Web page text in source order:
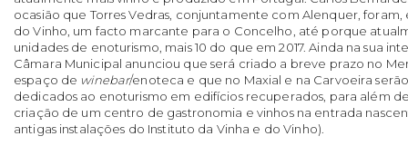
ocasião que Torres Vedras, conjuntamente com Alenquer, foram,
do Vinho, um facto marcante para o Concelho, até porque
unidades de enoturismo, mais 10 do que em 2017. Ainda na sua
Câmara Municipal anunciou que será criado a breve prazo no
espaço de winebar/enoteca e que no Maxial e na Carvoeira
dedicados ao enoturismo em edifícios recuperados, para além
criação de um centro de gastronomia e vinhos na entrada
antigas instalações do Instituto da Vinha e do Vinho).